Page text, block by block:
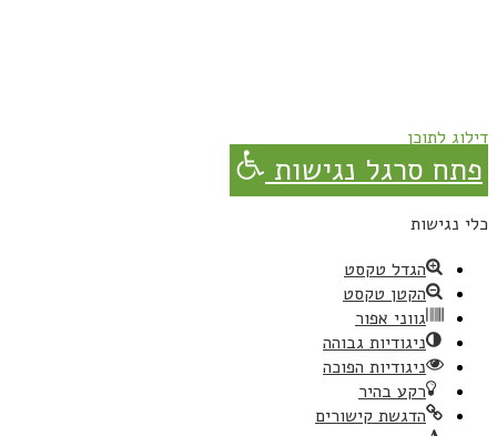
דילוג לתוכן
פתח סרגל נגישות
כלי נגישות
הגדל טקסט
הקטן טקסט
גווני אפור
ניגודיות גבוהה
ניגודיות הפוכה
רקע בהיר
הדגשת קישורים